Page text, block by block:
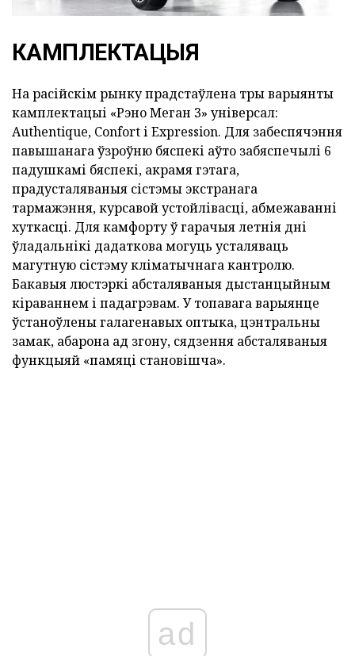
КАМПЛЕКТАЦЫЯ
На расійскім рынку прадстаўлена тры варыянты
камплектацыі «Рэно Меган 3» універсал:
Authentique, Confort і Expression. Для забеспячэння
павышанага ўзроўню бяспекі аўто забяспечылі 6
падушкамі бяспекі, акрамя гэтага,
прадусталяваныя сістэмы экстранага
тармажэння, курсавой устойлівасці, абмежаванні
хуткасці. Для камфорту ў гарачыя летнія дні
ўладальнікі дадаткова могуць усталяваць
магутную сістэму кліматычнага кантролю.
Бакавыя люстэркі абсталяваныя дыстанцыйным
кіраваннем і падагрэвам. У топавага варыянце
ўстаноўлены галагенавых оптыка, цэнтральны
замак, абарона ад згону, сядзення абсталяваныя
функцыяй «памяці становішча».
ad